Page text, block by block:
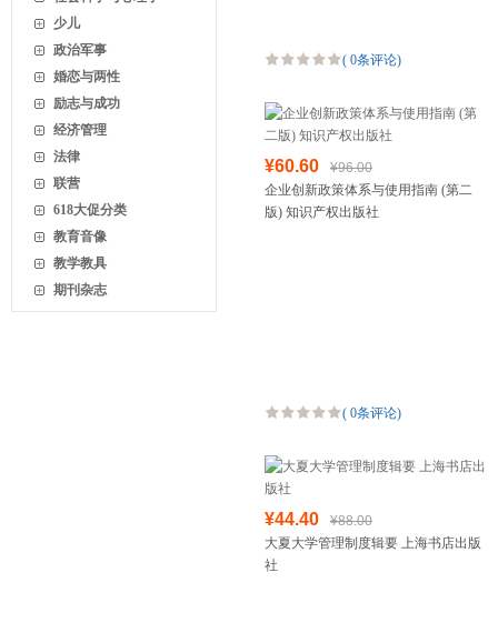
少儿
政治军事
婚恋与两性
励志与成功
经济管理
法律
联营
618大促分类
教育音像
教学教具
期刊杂志
( 0条评论)
¥60.60
¥96.00
企业创新政策体系与使用指南 (第二
版) 知识产权出版社
( 0条评论)
¥44.40
¥88.00
大夏大学管理制度辑要 上海书店出版
社